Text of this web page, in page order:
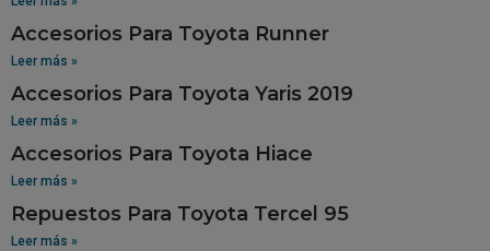
Accesorios Para Toyota Runner
Leer más »
Accesorios Para Toyota Yaris 2019
Leer más »
Accesorios Para Toyota Hiace
Leer más »
Repuestos Para Toyota Tercel 95
Leer más »